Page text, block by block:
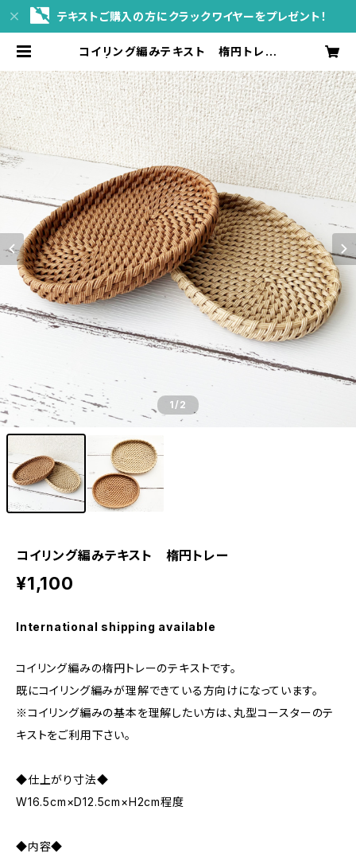
テキストご購入の方にクラックワイヤーをプレゼント！
コイリング編みテキスト 楕円トレー
1/2
コイリング編みテキスト 楕円トレー
¥1,100
International shipping available
コイリング編みの楕円トレーのテキストです。
既にコイリング編みが理解できている方向けになっています。
※コイリング編みの基本を理解したい方は、丸型コースターのテ
キストをご利用下さい。
◆仕上がり寸法◆
W16.5cm×D12.5cm×H2cm程度
◆内容◆